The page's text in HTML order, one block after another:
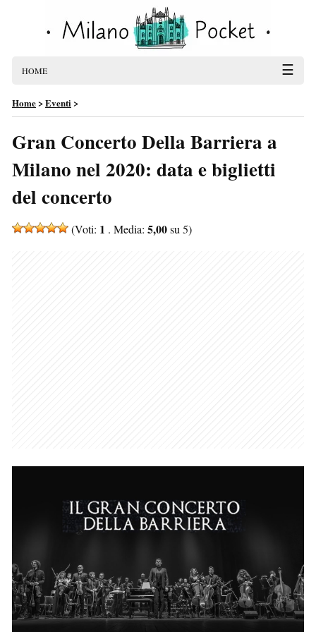
HOME ☰
Home>Eventi>
Gran Concerto Della Barriera a
Milano nel 2020: data e biglietti
del concerto
(Voti: 1 . Media: 5,00su 5)